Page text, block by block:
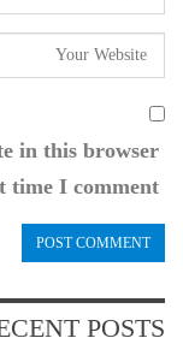
in this browser
time I comment.
POSTS